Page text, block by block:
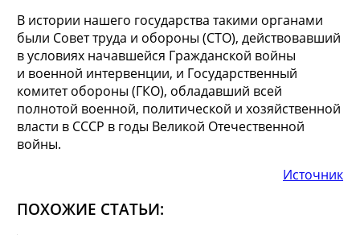
В истории нашего государства такими органами
были Совет труда и обороны (СТО), действовавший
в условиях начавшейся Гражданской войны
и военной интервенции, и Государственный
комитет обороны (ГКО), обладавший всей
полнотой военной, политической и хозяйственной
власти в СССР в годы Великой Отечественной
войны.
Источник
ПОХОЖИЕ СТАТЬИ: